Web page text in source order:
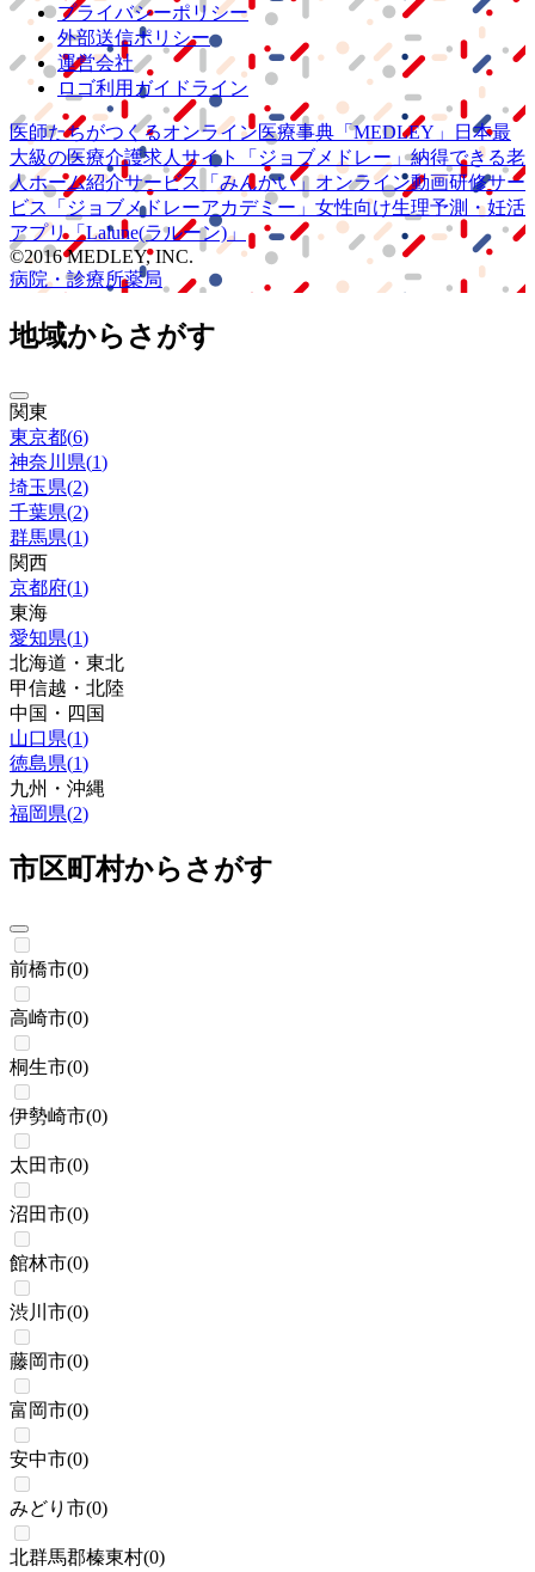
プライバシーポリシー
外部送信ポリシー
運営会社
ロゴ利用ガイドライン
医師たちがつくるオンライン医療事典 「MEDLEY」
日本最
大級の医療介護求人サイト 「ジョブメドレー」納得できる老
人ホーム紹介サービス
「みんかい」 オンライン動画研修サー
ビス
「ジョブメドレーアカデミー」 女性向け生理予測・妊活
アプリ「Lalune(ラルーン)」
©2016 MEDLEY, INC.
病院・診療所薬局
地域からさがす
関東
東京都(6)
神奈川県(1)
埼玉県(2)
千葉県(2)
群馬県(1)
関西
京都府(1)
東海
愛知県(1)
北海道・東北
甲信越・北陸
中国・四国
山口県(1)
徳島県(1)
九州・沖縄
福岡県(2)
市区町村からさがす
前橋市(0)
高崎市(0)
桐生市(0)
伊勢崎市(0)
太田市(0)
沼田市(0)
館林市(0)
渋川市(0)
藤岡市(0)
富岡市(0)
安中市(0)
みどり市(0)
北群馬郡榛東村(0)